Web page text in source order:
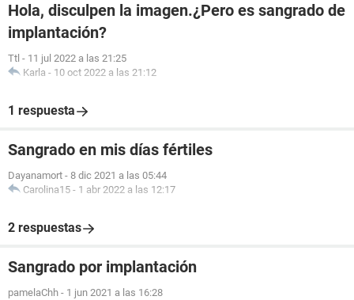
Hola, disculpen la imagen.¿Pero es sangrado de
implantación?
Ttl - 11 jul 2022 a las 21:25
Karla - 10 oct 2022 a las 21:12
1 respuesta
Sangrado en mis días fértiles
Dayanamort - 8 dic 2021 a las 05:44
Carolina15 - 1 abr 2022 a las 12:17
2 respuestas
Sangrado por implantación
pamelaChh - 1 jun 2021 a las 16:28